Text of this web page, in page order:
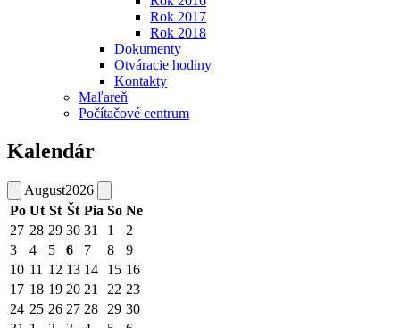
Rok 2017
Rok 2018
Dokumenty
Otváracie hodiny
Kontakty
Maľareň
Počítačové centrum
Kalendár
August2026
Po Ut St Št Pia So Ne
27 28 29 30 31 1
2
3
4 5 6 7 8
9
10 11 12 13 14 15 16
17 18 19 20 21 22 23
24 25 26 27 28 29 30